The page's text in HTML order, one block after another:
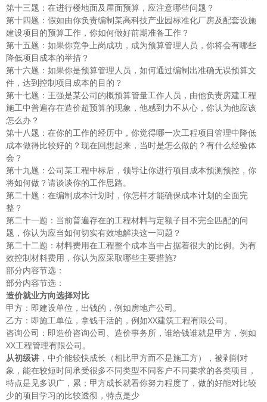
第十三题：在进行楼地面及屋面预算，应注意哪些问题？
第十四题：假如由你负责编制某高科技产业园标准化厂房及配套设施
建设项目的预算工作，你如何做好前期准备工作？
第十五题：如果你竞争上岗成功，成为预算管理人员，你将会有哪些
降低项目成本的举措？
第十六题：如果你是预算管理人员，如何通过编制出准确无误预算文
件，达到控制项目成本的目的？
第十七题：王强是某公司的概预算管量工作人员，由他负责房建工程
施工中普遍存在造价超预算的现象，他感到力不从心，你认为他应该
怎么办？
第十八题：在你的工作的经历中，你觉得哪一次工程项目管理中降低
成本做得比较好的？现在回想起来，当时是怎么做的？有什么经验体
会？
第十九题：公司某工程中标后，领导让你进行项目成本预测预控，你
将如何做？请谈谈你的工作思路。
第二十题：在编制成本计划时，你怎样才能确保成本计划的全面完
整？
第二十一题：当前普遍存在的工程材料与定额子目不完全匹配的问
题，你认为应当如何切实有效地解决这一问题？
第二十二题：材料费用在工程整个成本当中占据着很大的比例。为有
效控制材料费用，你认为应采取哪些主要措施?
部分内容节选：
部分内容节选：
造价就业方向选择对比
甲方：即建设单位，出钱的，例如房地产公司。
乙方：即施工单位，拿钱干活的，例如XX建筑工程有限公司。
咨询公司：即造价咨询公司、造价事务所，谁给钱谁就是甲方，例如
XX工程管理有限公司。
从初级讲 ，中介能较快成长（相比甲方而不是施工方），被剥削对
象，能在较短时间承受很多不同类型不同客户不同要求的各类项目，
特点是见多识广，累；甲方成长就看你努力程度了，做的好能对比较
少的项目学习的比较透彻，特点是少